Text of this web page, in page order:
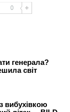
0